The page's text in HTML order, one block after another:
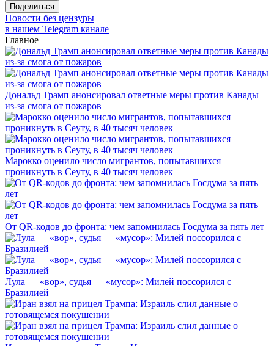
Поделиться
Новости без цензуры
в нашем Telegram канале
Главное
Дональд Трамп анонсировал ответные меры против Канады
из-за смога от пожаров
Марокко оценило число мигрантов, попытавшихся
проникнуть в Сеуту, в 40 тысяч человек
От QR-кодов до фронта: чем запомнилась Госдума за пять лет
Лула — «вор», судья — «мусор»: Милей поссорился с
Бразилией